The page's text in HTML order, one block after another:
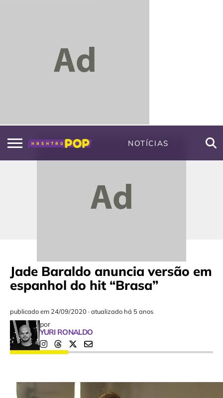
NOTÍCIAS
Jade Baraldo anuncia versão em
espanhol do hit “Brasa”
publicado em 24/09/2020 ·atualizado há 5 anos
por
YURI RONALDO